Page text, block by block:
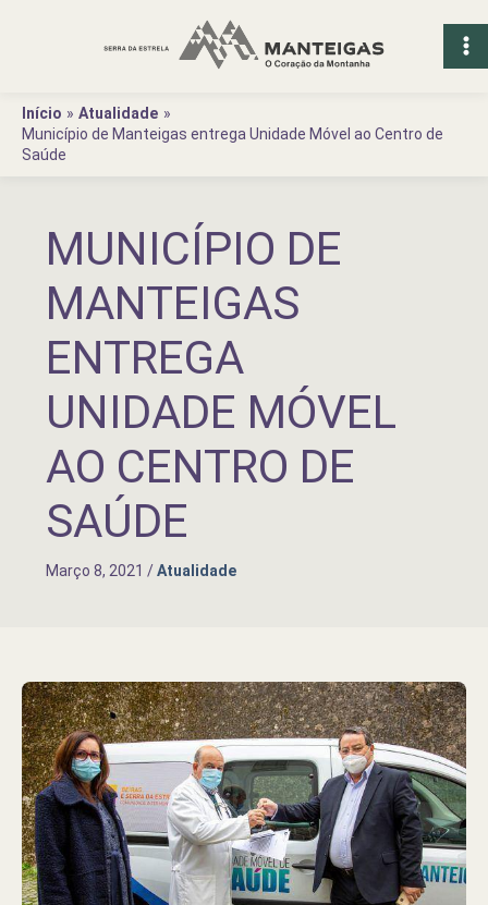
Início
Atualidade
Município de Manteigas entrega Unidade Móvel ao Centro de
Saúde
MUNICÍPIO DE
MANTEIGAS
ENTREGA
UNIDADE MÓVEL
AO CENTRO DE
SAÚDE
Março 8, 2021 /Atualidade